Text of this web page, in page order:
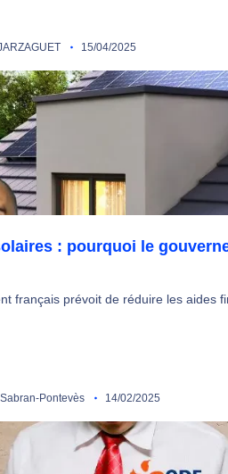
15/04/2025
: pourquoi le
français prévoit de réduire les aides
Pontevès 14/02/2025